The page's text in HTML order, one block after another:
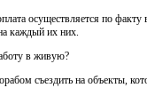
осуществляется по
каждый их них.
в живую?
съездить на объекты,